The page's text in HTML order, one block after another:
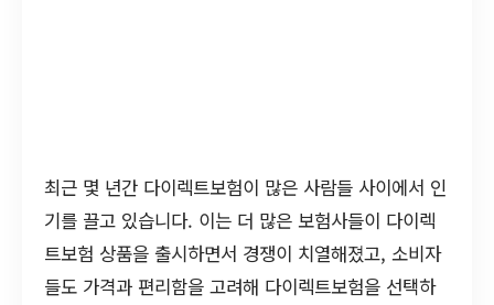
최근 몇 년간 다이렉트보험이 많은 사람들 사이에서 인
기를 끌고 있습니다. 이는 더 많은 보험사들이 다이렉
트보험 상품을 출시하면서 경쟁이 치열해졌고, 소비자
들도 가격과 편리함을 고려해 다이렉트보험을 선택하